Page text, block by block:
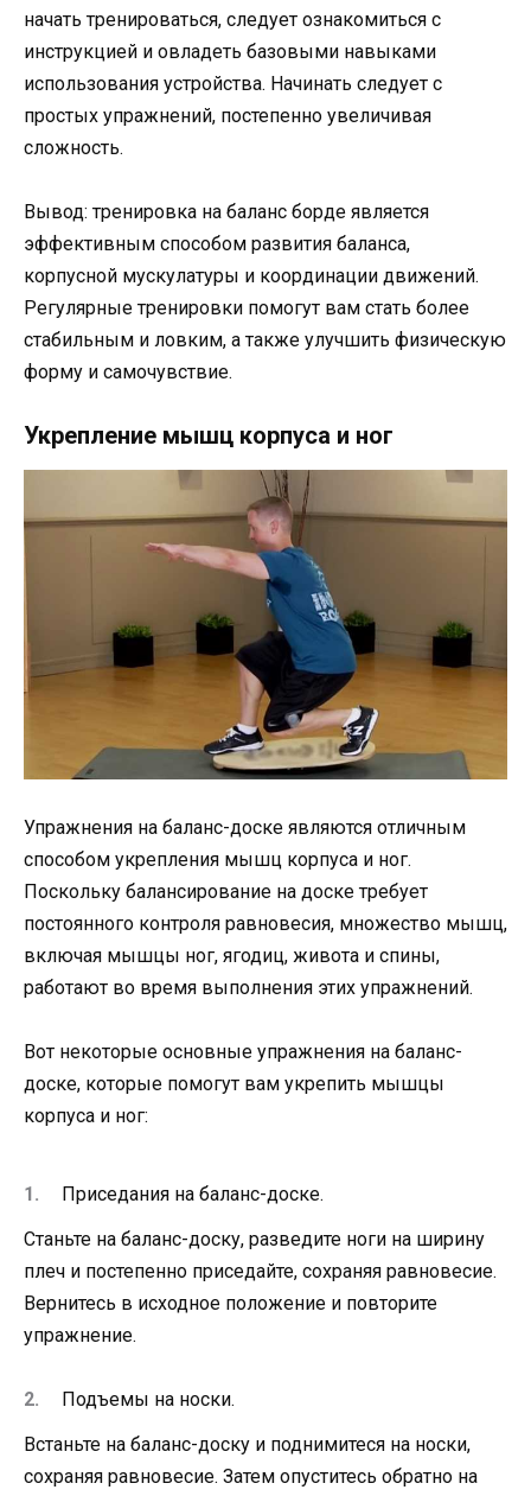
начать тренироваться, следует ознакомиться с
инструкцией и овладеть базовыми навыками
использования устройства. Начинать следует с
простых упражнений, постепенно увеличивая
сложность.
Вывод: тренировка на баланс борде является
эффективным способом развития баланса,
корпусной мускулатуры и координации движений.
Регулярные тренировки помогут вам стать более
стабильным и ловким, а также улучшить физическую
форму и самочувствие.
Укрепление мышц корпуса и ног
Упражнения на баланс-доске являются отличным
способом укрепления мышц корпуса и ног.
Поскольку балансирование на доске требует
постоянного контроля равновесия, множество мышц,
включая мышцы ног, ягодиц, живота и спины,
работают во время выполнения этих упражнений.
Вот некоторые основные упражнения на баланс-
доске, которые помогут вам укрепить мышцы
корпуса и ног:
Приседания на баланс-доске.
Станьте на баланс-доску, разведите ноги на ширину
плеч и постепенно приседайте, сохраняя равновесие.
Вернитесь в исходное положение и повторите
упражнение.
Подъемы на носки.
Встаньте на баланс-доску и поднимитеся на носки,
сохраняя равновесие. Затем опуститесь обратно на